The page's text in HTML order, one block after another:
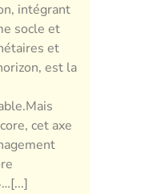
intégrant
socle et
et
est la
cet axe